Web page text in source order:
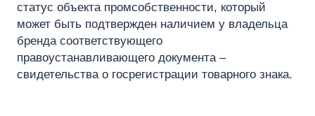
статус объекта промсобственности, который
может быть подтвержден наличием у владельца
бренда соответствующего
правоустанавливающего документа –
свидетельства о госрегистрации товарного знака.